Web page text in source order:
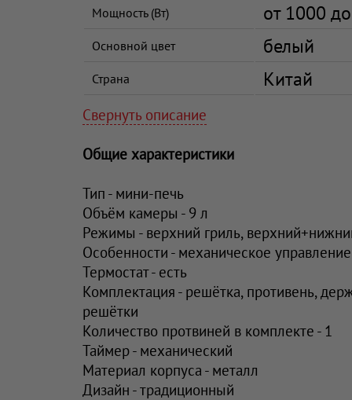
Мощность (Вт) от 1000
Основной цвет белый
Страна Китай
Свернуть описание
Общие характеристики
Тип - мини-печь
Объём камеры - 9 л
Режимы - верхний гриль,
Особенности - механическое управление
Термостат - есть
Комплектация - решётка, противень,
решётки
Количество протвиней в комплекте - 1
Таймер - механический
Материал корпуса - металл
Дизайн - традиционный